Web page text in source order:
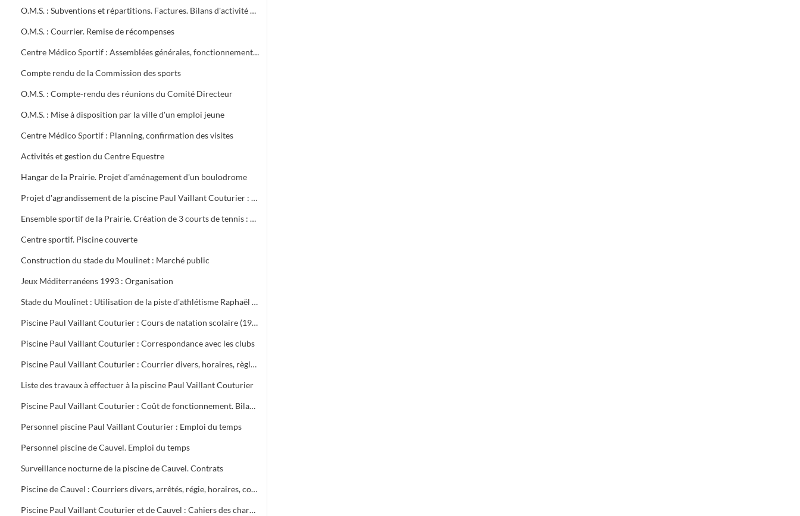
O.M.S. : Subventions et répartitions. Factures. Bilans d'activité Conventions avec la ville
O.M.S. : Courrier. Remise de récompenses
Centre Médico Sportif : Assemblées générales, fonctionnement, projet de contrat, subvention
Compte rendu de la Commission des sports
O.M.S. : Compte-rendu des réunions du Comité Directeur
O.M.S. : Mise à disposition par la ville d'un emploi jeune
Centre Médico Sportif : Planning, confirmation des visites
Activités et gestion du Centre Equestre
Hangar de la Prairie. Projet d'aménagement d'un boulodrome
Projet d'agrandissement de la piscine Paul Vaillant Couturier : 6 plans
Ensemble sportif de la Prairie. Création de 3 courts de tennis : 1ère tranche (1997). Projet d'éclairage (1983)
Centre sportif. Piscine couverte
Construction du stade du Moulinet : Marché public
Jeux Méditerranéens 1993 : Organisation
Stade du Moulinet : Utilisation de la piste d'athlétisme Raphaël Pujazon
Piscine Paul Vaillant Couturier : Cours de natation scolaire (1992-1999). Transport des scolaires (1995-1998). Utilisation de la piscine par les scolaires (1997-1998)
Piscine Paul Vaillant Couturier : Correspondance avec les clubs
Piscine Paul Vaillant Couturier : Courrier divers, horaires, règlement des cours, vols, plan d'organisation de secours, accident du 16 juin 1997, procès-verbal de la Commission de Sécurité
Liste des travaux à effectuer à la piscine Paul Vaillant Couturier
Piscine Paul Vaillant Couturier : Coût de fonctionnement. Bilan d'activité
Personnel piscine Paul Vaillant Couturier : Emploi du temps
Personnel piscine de Cauvel. Emploi du temps
Surveillance nocturne de la piscine de Cauvel. Contrats
Piscine de Cauvel : Courriers divers, arrêtés, régie, horaires, convention chèques loisirs temps libre, procès-verbal Commission de sécurité
Piscine Paul Vaillant Couturier et de Cauvel : Cahiers des charges signés par les clubs